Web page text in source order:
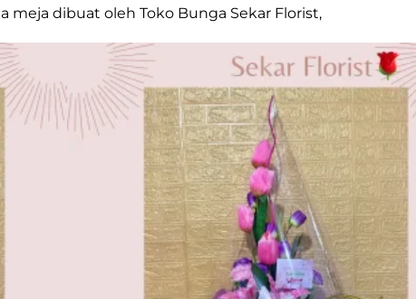
dibuat oleh Toko Bunga Sekar Florist,